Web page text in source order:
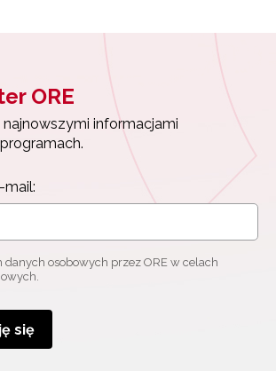
ORE
informacjami
mail:
osobowych przez ORE w celach
się